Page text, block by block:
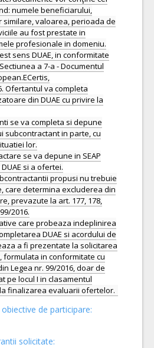
numele beneficiarului,
valoarea, perioada de
au fost prestate in
profesionale in domeniu.
sens DUAE, in conformitate
a 7-a - Documentul
Ofertantul va completa
din DUAE cu privire la
se va completa si depune
subcontractant in parte, cu
lor.
se va depune in SEAP
si a ofertei.
propusi nu trebuie
care determina excluderea din
prevazute la art. 177, 178,
2016.
care probeaza indeplinirea
DUAE si acordului de
a fi prezentate la solicitarea
formulata in conformitate cu
Legea nr. 99/2016, doar de
pe locul I in clasamentul
de participare:
solicitate: